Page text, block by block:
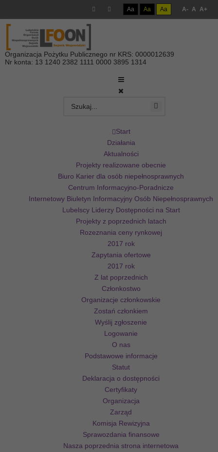
Aa Aa Aa A- A A+
Organizacja Pożytku Publicznego nr KRS: 0000012639
Nr konta: 13 1240 2382 1111 0000 3895 1314
Start
Działania
Aktualności
Projekty realizowane obecnie
Biuro Karier dla osób niepełnosprawnych
Centrum Informacyjno-Poradnicze
Internetowy Biuletyn Informacyjny Osób Niepełnosprawnych
Lubelscy Liderzy Dostępności na Start
Projekty z poprzednich latach
Rozeznania ceny rynkowej
2017 rok
Zapytania ofertowe
2017 rok
Z lat poprzednich
Członkostwo
Organizacje członkowskie
Zostań członkiem
Wyślij zgłoszenie
Logowanie
O nas
Podstawowe informacje
Statut
Deklaracja o dostępności
Certyfikaty
Organizacja
Zarząd
Komisja Rewizyjna
Sprawozdania finansowe
Nasza poprzednia strona internetowa